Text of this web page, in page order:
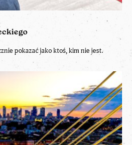
pokazać jako ktoś, kim nie jest.